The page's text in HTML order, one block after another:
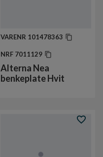
VARENR 101478363
NRF 7011129
Alterna Nea
benkeplate Hvit